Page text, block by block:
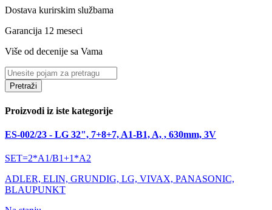
Dostava kurirskim službama
Garancija 12 meseci
Više od decenije sa Vama
Pretraži
Proizvodi iz iste kategorije
ES-002/23 - LG 32", 7+8+7, A1-B1, A, , 630mm, 3V
SET=2*A1/B1+1*A2
ADLER, ELIN, GRUNDIG, LG, VIVAX, PANASONIC,
BLAUPUNKT